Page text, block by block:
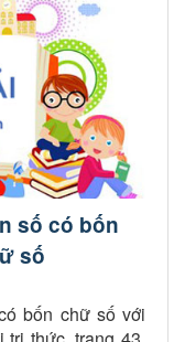
số có bốn
số
bốn chữ số với